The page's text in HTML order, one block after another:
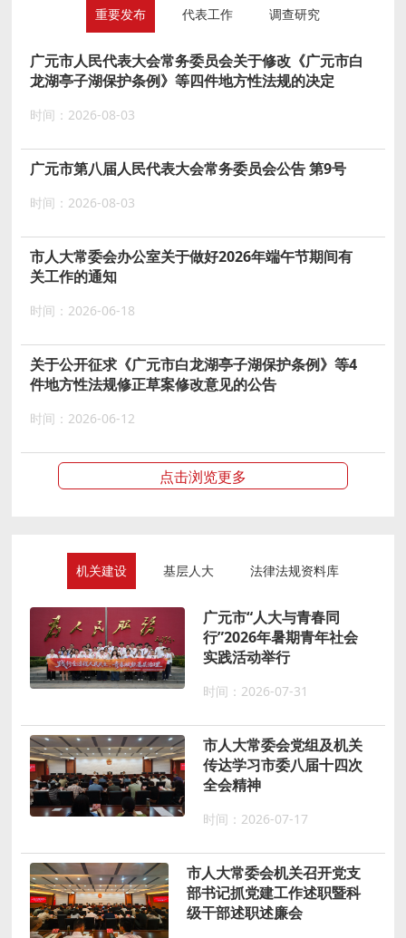
重要发布 代表工作 调查研究
广元市人民代表大会常务委员会关于修改《广元市白
龙湖亭子湖保护条例》等四件地方性法规的决定
时间：2026-08-03
广元市第八届人民代表大会常务委员会公告 第9号
时间：2026-08-03
市人大常委会办公室关于做好2026年端午节期间有
关工作的通知
时间：2026-06-18
关于公开征求《广元市白龙湖亭子湖保护条例》等4
件地方性法规修正草案修改意见的公告
时间：2026-06-12
点击浏览更多
机关建设 基层人大 法律法规资料库
广元市“人大与青春同
行”2026年暑期青年社会
实践活动举行
时间：2026-07-31
市人大常委会党组及机关
传达学习市委八届十四次
全会精神
时间：2026-07-17
市人大常委会机关召开党支
部书记抓党建工作述职暨科
级干部述职述廉会